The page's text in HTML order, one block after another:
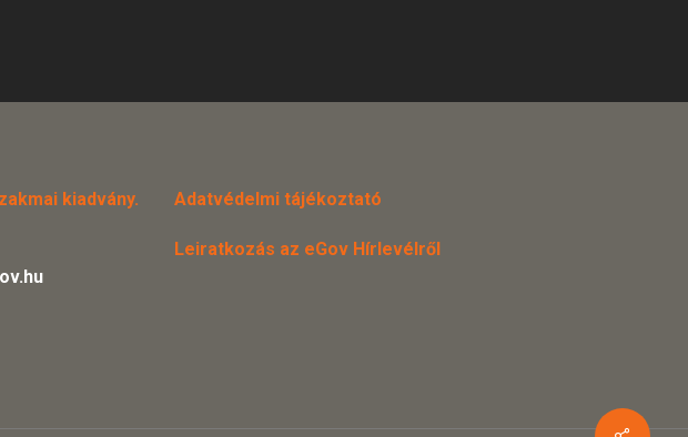
kiadvány.
Adatvédelmi tájékoztató
Leiratkozás az eGov Hírlevélről